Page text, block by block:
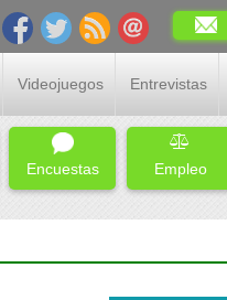
Videojuegos Entrevistas
Encuestas Empleo